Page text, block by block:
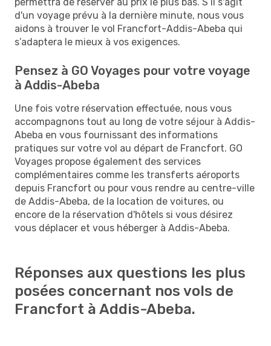
d'un voyage prévu à la dernière minute, nous vous
aidons à trouver le vol Francfort-Addis-Abeba qui
s’adaptera le mieux à vos exigences.
Pensez à GO Voyages pour votre voyage
à Addis-Abeba
Une fois votre réservation effectuée, nous vous
accompagnons tout au long de votre séjour à Addis-
Abeba en vous fournissant des informations
pratiques sur votre vol au départ de Francfort. GO
Voyages propose également des services
complémentaires comme les transferts aéroports
depuis Francfort ou pour vous rendre au centre-ville
de Addis-Abeba, de la location de voitures, ou
encore de la réservation d'hôtels si vous désirez
vous déplacer et vous héberger à Addis-Abeba.
Réponses aux questions les plus
posées concernant nos vols de
Francfort à Addis-Abeba.